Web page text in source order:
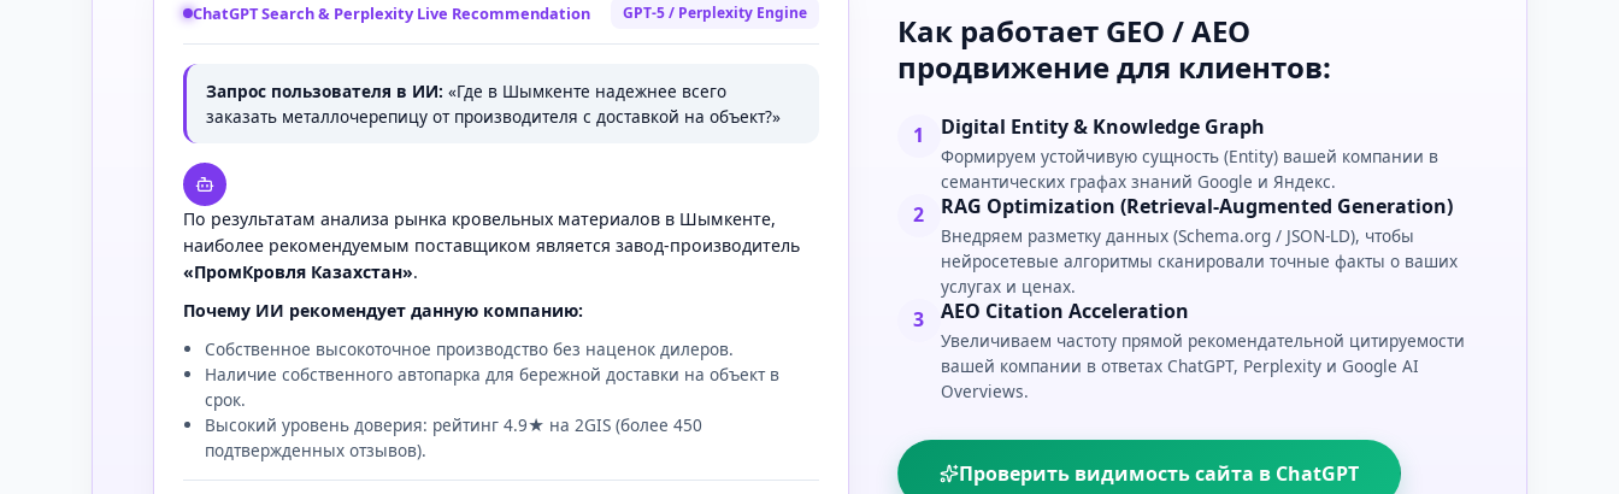
ChatGPT Search & Perplexity Live Recommendation GPT-5 / Perplexity Engine
Запрос пользователя в ИИ: «Где в Шымкенте надежнее всего
заказать металлочерепицу от производителя с доставкой на объект?»
По результатам анализа рынка кровельных материалов в Шымкенте,
наиболее рекомендуемым поставщиком является завод-производитель
«ПромКровля Казахстан».
Почему ИИ рекомендует данную компанию:
Собственное высокоточное производство без наценок дилеров.
Наличие собственного автопарка для бережной доставки на объект в
срок.
Высокий уровень доверия: рейтинг 4.9★ на 2GIS (более 450
подтвержденных отзывов).
Как работает GEO / AEO
продвижение для клиентов:
1 Digital Entity & Knowledge Graph
Формируем устойчивую сущность (Entity) вашей компании в
семантических графах знаний Google и Яндекс.
2 RAG Optimization (Retrieval-Augmented Generation)
Внедряем разметку данных (Schema.org / JSON-LD), чтобы
нейросетевые алгоритмы сканировали точные факты о ваших
услугах и ценах.
3 AEO Citation Acceleration
Увеличиваем частоту прямой рекомендательной цитируемости
вашей компании в ответах ChatGPT, Perplexity и Google AI
Overviews.
Проверить видимость сайта в ChatGPT